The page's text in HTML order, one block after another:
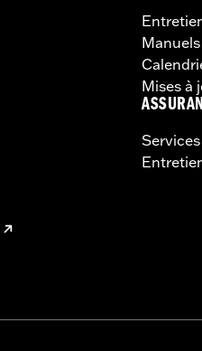
Mises à